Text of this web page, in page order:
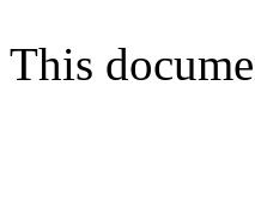
This